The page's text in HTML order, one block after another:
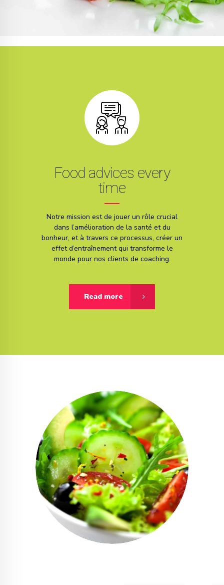
Food advices every
time
Notre mission est de jouer un rôle crucial
dans l’amélioration de la santé et du
bonheur, et à travers ce processus, créer un
effet d’entraînement qui transforme le
monde pour nos clients de coaching.
Read more